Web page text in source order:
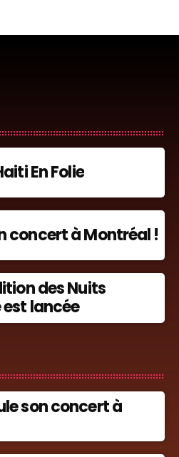
En Folie
concert à Montréal !
des Nuits
est lancée
son concert à